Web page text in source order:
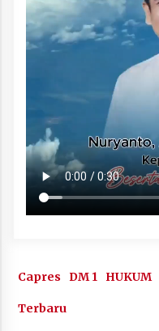
Capres DM 1 HUKUM
Terbaru